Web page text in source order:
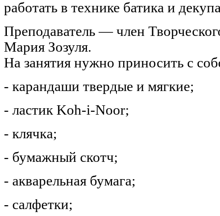
работать в технике батика и
Преподаватель — член
Мария Зозуля.
На занятия нужно приносить с
- карандаши твердые и мягкие;
- ластик Koh-i-Noor;
- клячка;
- бумажный скотч;
- акварельная бумага;
- салфетки;